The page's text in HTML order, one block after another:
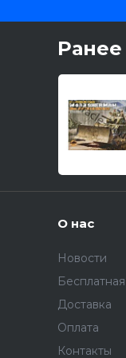
О нас
Новости
Доставка
Оплата
Контакты